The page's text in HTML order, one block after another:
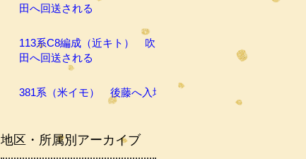
田へ回送される
113系C8編成（近キト） 吹
田へ回送される
381系（米イモ） 後藤へ入場
地区・所属別アーカイブ